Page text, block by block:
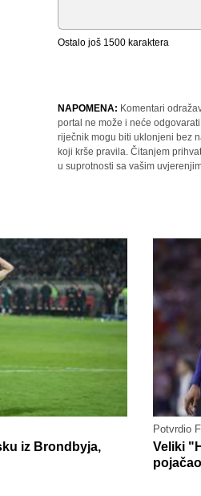
Ostalo još 1500 karaktera
NAPOMENA: Komentari
portal ne može i neće
riječnik mogu biti uklonjeni bez
koji krše pravila. Čitanjem
u suprotnosti sa vašim
iz Brondbyja,
Potvrdio
Veliki